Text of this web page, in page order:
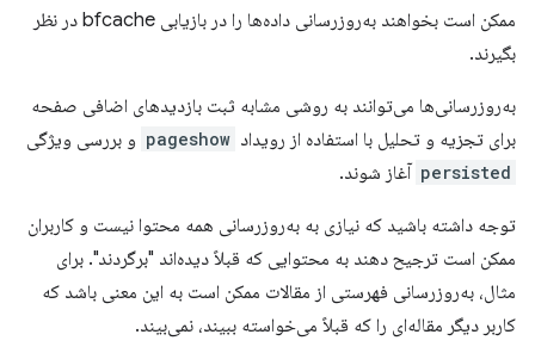
ممکن است بخواهند به‌روزرسانی داده‌ها را در بازیابی bfcache در نظر
بگیرند.
به‌روزرسانی‌ها می‌توانند به روشی مشابه ثبت بازدیدهای اضافی صفحه
برای تجزیه و تحلیل با استفاده از رویداد pageshow و بررسی ویژگی
persisted آغاز شوند.
توجه داشته باشید که نیازی به به‌روزرسانی همه محتوا نیست و کاربران
ممکن است ترجیح دهند به محتوایی که قبلاً دیده‌اند "برگردند". برای
مثال، به‌روزرسانی فهرستی از مقالات ممکن است به این معنی باشد که
کاربر دیگر مقاله‌ای را که قبلاً می‌خواسته ببیند، نمی‌بیند.